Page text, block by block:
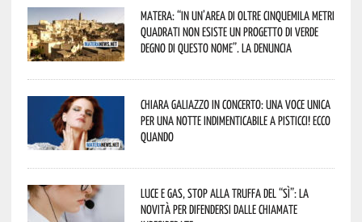
Matera: “In un’area di oltre cinquemila metri
quadrati non esiste un progetto di verde
degno di questo nome”. La denuncia
Chiara Galiazzo in concerto: una voce unica
per una notte indimenticabile a Pisticci! Ecco
quando
Luce e gas, stop alla truffa del “Sì”: la
novità per difendersi dalle chiamate